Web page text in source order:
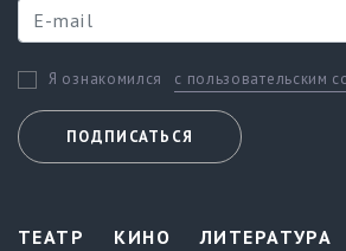
Я ознакомился с пользовательским
ПОДПИСАТЬСЯ
ТЕАТР КИНО ЛИТЕРАТУРА